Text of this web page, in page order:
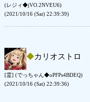
(レジィ◆jVO.2NVEU6)
(2021/10/16 (Sat) 22:39:39)
◆カリオストロ
[霊] (でっちゃん◆oPFPs4BDEQ)
(2021/10/16 (Sat) 22:39:36)